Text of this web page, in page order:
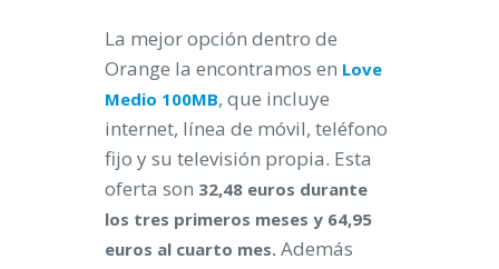
La mejor opción dentro de
Orange la encontramos en Love
Medio 100MB, que incluye
internet, línea de móvil, teléfono
fijo y su televisión propia. Esta
oferta son 32,48 euros durante
los tres primeros meses y 64,95
euros al cuarto mes. Además